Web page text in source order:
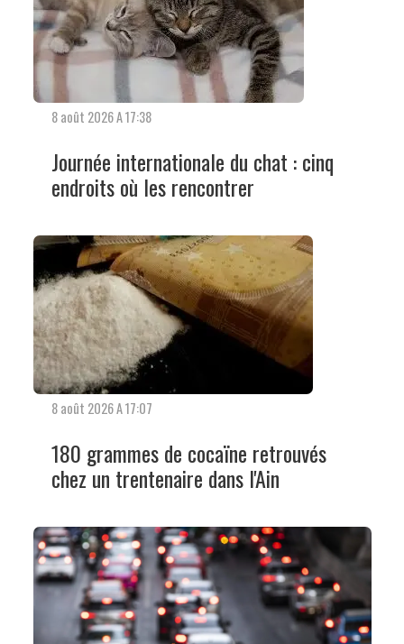
8 août 2026 A 17:38
Journée internationale du chat : cinq
endroits où les rencontrer
8 août 2026 A 17:07
180 grammes de cocaïne retrouvés
chez un trentenaire dans l'Ain